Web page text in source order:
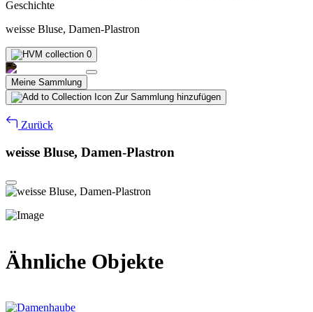
Geschichte
weisse Bluse, Damen-Plastron
0
Meine Sammlung
Zur Sammlung hinzufügen
Zurück
weisse Bluse, Damen-Plastron
Ähnliche Objekte